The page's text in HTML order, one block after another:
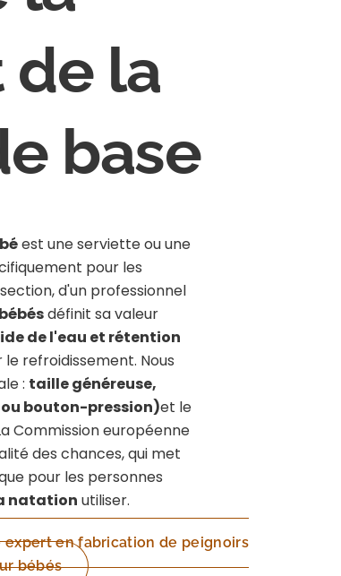
la
base
est une serviette ou une
pour les
d'un professionnel
définit sa valeur
de l'eau et rétention
refroidissement. Nous
: taille généreuse,
bouton-pression)et le
Commission européenne
des chances, qui met
pour les personnes
natation utiliser.
en fabrication de peignoirs
bébés